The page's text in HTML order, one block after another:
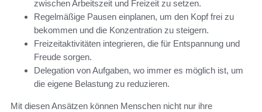
zwischen Arbeitszeit und Freizeit zu setzen.
Regelmäßige Pausen einplanen, um den Kopf frei zu
bekommen und die Konzentration zu steigern.
Freizeitaktivitäten integrieren, die für Entspannung und
Freude sorgen.
Delegation von Aufgaben, wo immer es möglich ist, um
die eigene Belastung zu reduzieren.
Mit diesen Ansätzen können Menschen nicht nur ihre